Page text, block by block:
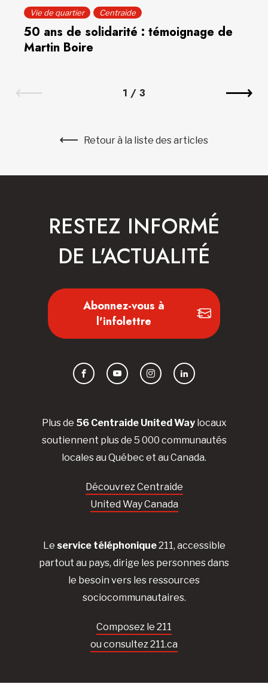
Vie de quartier Centraide
50 ans de solidarité : témoignage de
Martin Boire
1 / 3
Retour à la liste des articles
Plus de 56 Centraide United Waylocaux
soutiennent plus de 5 000 communautés
locales au Québec et au Canada.
Découvrez Centraide
United Way Canada
Le service téléphonique211, accessible
partout au pays, dirige les personnes dans
le besoin vers les ressources
sociocommunautaires.
Composez le 211
ou consultez 211.ca
RESTEZ INFORMÉ
DE L'ACTUALITÉ
Abonnez-vous à
l'infolettre
FacebookYouTubeInstagramLinkedIn